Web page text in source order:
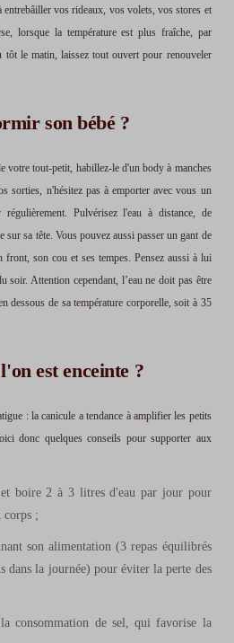
vos rideaux, vos volets, vos stores et
lorsque la température est plus fraîche, par
tôt le matin, laissez tout ouvert pour renouveler
son bébé ?
votre tout-petit, habillez-le d'un body à manches
sorties, n'hésitez pas à emporter avec vous un
Pulvérisez l'eau à distance, de
sur sa tête. Vous pouvez aussi passer un gant de
front, son cou et ses tempes. Pensez aussi à lui
soir. Attention cependant, l’eau ne doit pas être
dessous de sa température corporelle, soit à 35
est enceinte ?
: la canicule a tendance à amplifier les petits
donc quelques conseils pour supporter aux
et boire 2 à 3 litres d'eau par jour pour
corps ;
son alimentation (3 repas équilibrés
dans la journée) pour éviter la perte des
consommation de sel, qui favorise la